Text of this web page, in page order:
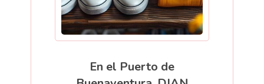
En el Puerto de